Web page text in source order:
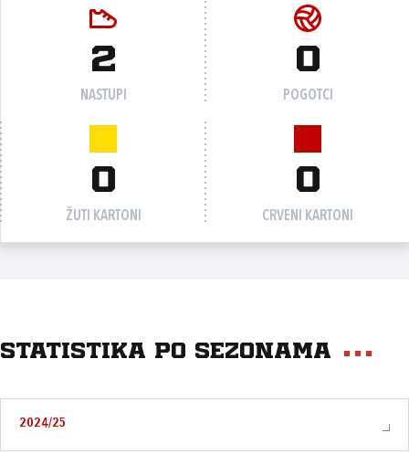
2
NASTUPI
0
POGOTCI
0
ŽUTI KARTONI
0
CRVENI KARTONI
Statistika po sezonama
2024/25